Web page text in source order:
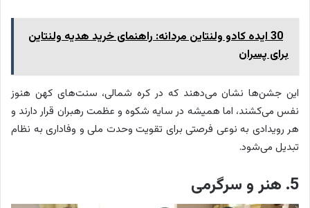
30 ایده کادو ولنتاین مردانه: راهنمای خرید هدیه ولنتاین
برای پسران
این جشن‌ها نشان می‌دهند که در کره شمالی، سنت‌های کهن هنوز
نفس می‌کشند، اما همیشه در سایه شکوه و عظمت رهبران قرار دارند و
هر رویدادی به نوعی فرصتی برای تقویت وحدت ملی و وفاداری به نظام
تبدیل می‌شود.
5. هنر و سرگرمی